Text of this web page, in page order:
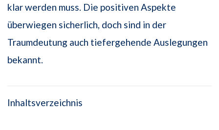
klar werden muss. Die positiven Aspekte
überwiegen sicherlich, doch sind in der
Traumdeutung auch tiefergehende Auslegungen
bekannt.
Inhaltsverzeichnis